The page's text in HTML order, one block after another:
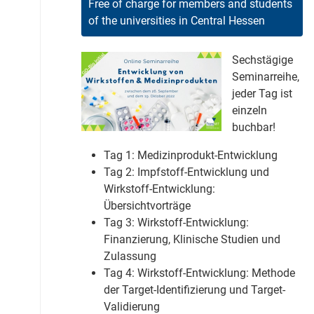
Free of charge for members and students
of the universities in Central Hessen
Sechstägige
Seminarreihe,
jeder Tag ist
einzeln
buchbar!
Tag 1: Medizinprodukt-Entwicklung
Tag 2: Impfstoff-Entwicklung und
Wirkstoff-Entwicklung:
Übersichtvorträge
Tag 3: Wirkstoff-Entwicklung:
Finanzierung, Klinische Studien und
Zulassung
Tag 4: Wirkstoff-Entwicklung: Methode
der Target-Identifizierung und Target-
Validierung